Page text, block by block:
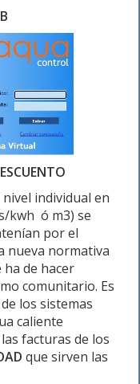
individual en
kwh ó m3) se
por el
nueva normativa
de hacer
comunitario. Es
los sistemas
caliente
facturas de los
que sirven las